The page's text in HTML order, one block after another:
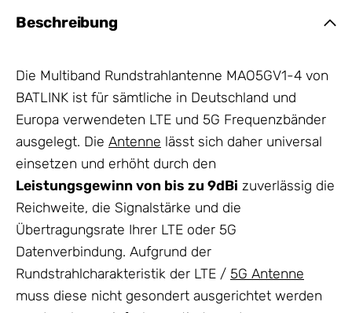
Beschreibung
Die Multiband Rundstrahlantenne MAO5GV1-4 von
BATLINK ist für sämtliche in Deutschland und
Europa verwendeten LTE und 5G Frequenzbänder
ausgelegt. Die Antenne lässt sich daher universal
einsetzen und erhöht durch den
Leistungsgewinn von bis zu 9dBi zuverlässig die
Reichweite, die Signalstärke und die
Übertragungsrate Ihrer LTE oder 5G
Datenverbindung. Aufgrund der
Rundstrahlcharakteristik der LTE / 5G Antenne
muss diese nicht gesondert ausgerichtet werden